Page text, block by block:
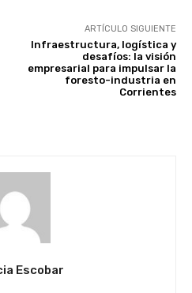
ARTÍCULO SIGUIENTE
Infraestructura, logística y
desafíos: la visión
empresarial para impulsar la
foresto-industria en
Corrientes
Escobar